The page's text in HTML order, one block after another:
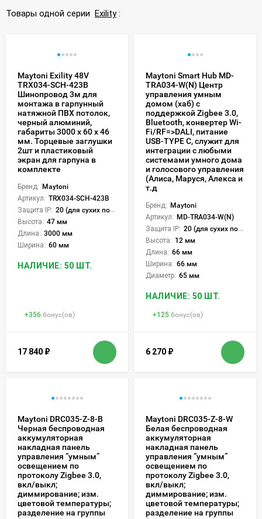
Товары одной серии Exility:
Maytoni Exility 48V
TRX034-SCH-423B
Шинопровод 3м для
монтажа в гарпунный
натяжной ПВХ потолок,
черный алюминий,
габариты 3000 x 60 x 46
мм. Торцевые заглушки
2шт и пластиковый
экран для гарпуна в
комплекте
Бренд: Maytoni
Артикул: TRX034-SCH-423B
Защита IP: 20 (для сухих пом.)
Высота: 47 мм
Длина: 3000 мм
Ширина: 60 мм
НАЛИЧИЕ: 50 ШТ.
+356 бонус(ов)
17 840 ₽
Maytoni Smart Hub MD-
TRA034-W(N) Центр
управления умным
домом (хаб) с
поддержкой Zigbee 3.0,
Bluetooth, конвертер Wi-
Fi/RF=>DALI, питание
USB-TYPE C, служит для
интеграции с любыми
системами умного дома
и голосового управления
(Алиса, Маруся, Алекса и
т.д
Бренд: Maytoni
Артикул: MD-TRA034-W(N)
Защита IP: 20 (для сухих пом.)
Высота: 12 мм
Длина: 66 мм
Ширина: 66 мм
Диаметр: 65 мм
НАЛИЧИЕ: 50 ШТ.
+125 бонус(ов)
6 270 ₽
Maytoni DRC035-Z-8-B
Черная беспроводная
аккумуляторная
накладная панель
управления “умным”
освещением по
протоколу Zigbee 3.0,
вкл/выкл;
диммирование; изм.
цветовой температуры;
разделение на группы
Maytoni DRC035-Z-8-W
Белая беспроводная
аккумуляторная
накладная панель
управления “умным”
освещением по
протоколу Zigbee 3.0,
вкл/выкл;
диммирование; изм.
цветовой температуры;
разделение на группы